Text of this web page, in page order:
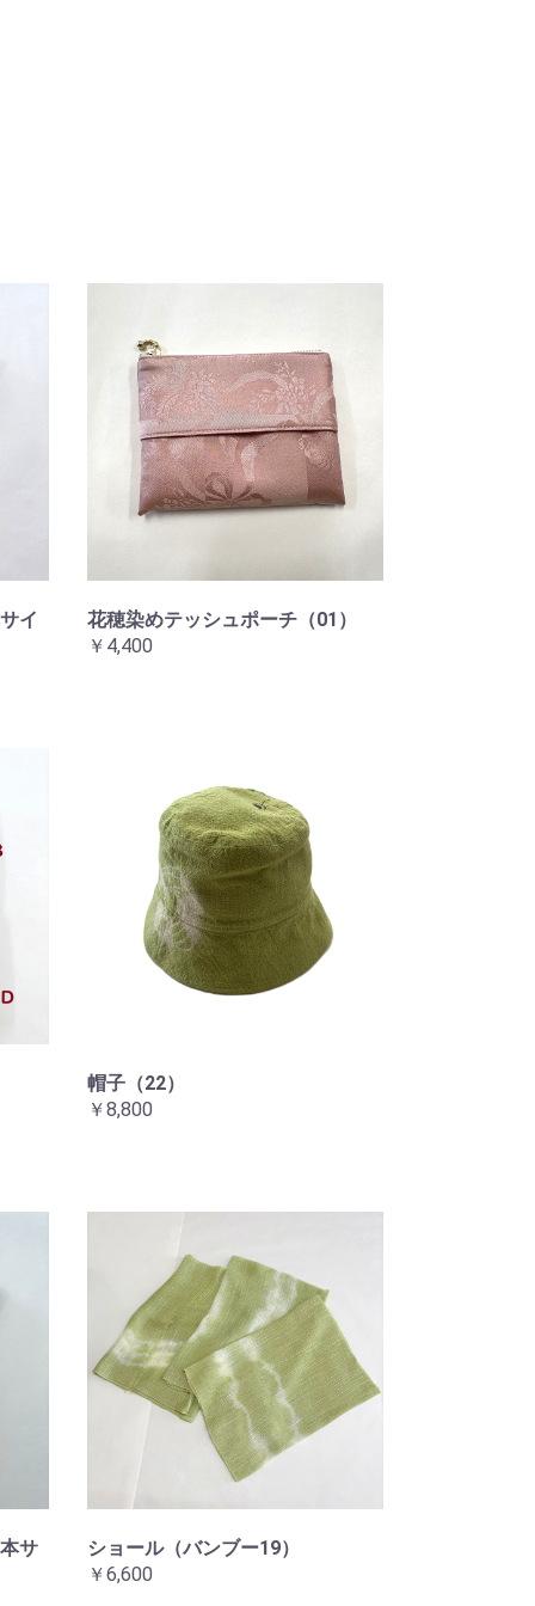
イ
花穂染めテッシュポーチ（01）
￥4,400
帽子（22）
￥8,800
サ
ショール（バンブー19）
￥6,600